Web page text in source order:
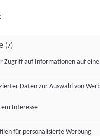
(7)
Zugriff auf Informationen auf
Daten zur Auswahl von
Interesse
für personalisierte Werbung